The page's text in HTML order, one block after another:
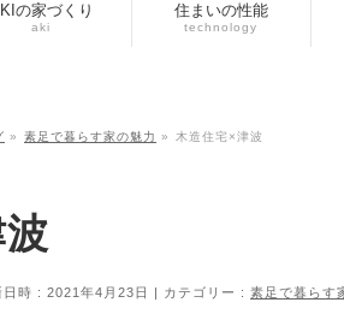
の家づくり
aki
住まいの性能
technology
» 素足で暮らす家の魅力 » 木造住宅×津波
日時 : 2021年4月23日 カテゴリー : 素足で暮らす